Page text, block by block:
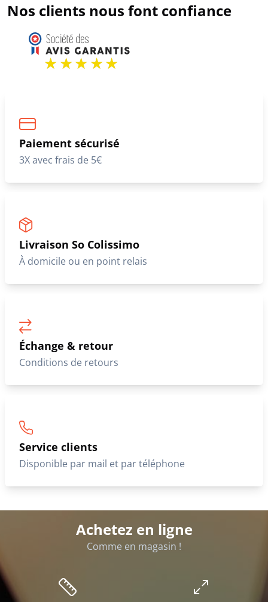
Nos clients nous font confiance
Paiement sécurisé
3X avec frais de 5€
Livraison So Colissimo
À domicile ou en point relais
Échange & retour
Conditions de retours
Service clients
Disponible par mail et par téléphone
Achetez en ligne
Comme en magasin !